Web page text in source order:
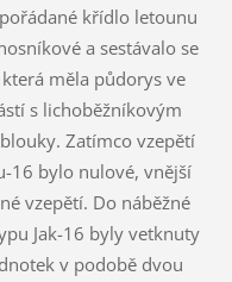
křídlo letounu
a sestávalo se
měla půdorys ve
s lichoběžníkovým
Zatímco vzepětí
16 bylo nulové, vnější
vzepětí. Do náběžné
Jak-16 byly vetknuty
v podobě dvou